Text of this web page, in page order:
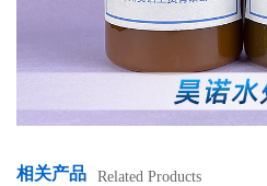
相关产品 Related Products